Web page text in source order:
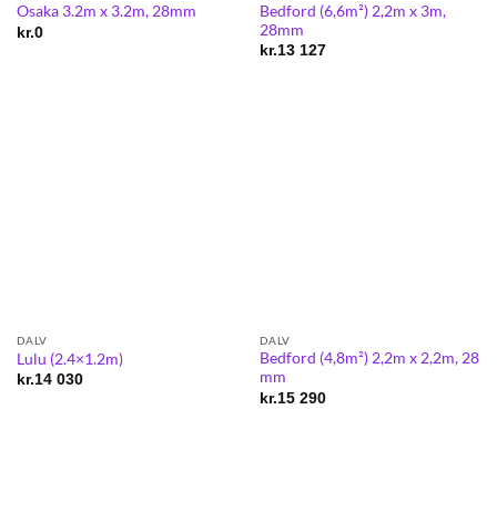
Osaka 3.2m x 3.2m, 28mm
kr.0
Bedford (6,6m²) 2,2m x 3m,
28mm
kr.13 127
DALV
Lulu (2.4×1.2m)
kr.14 030
DALV
Bedford (4,8m²) 2,2m x 2,2m, 28
mm
kr.15 290